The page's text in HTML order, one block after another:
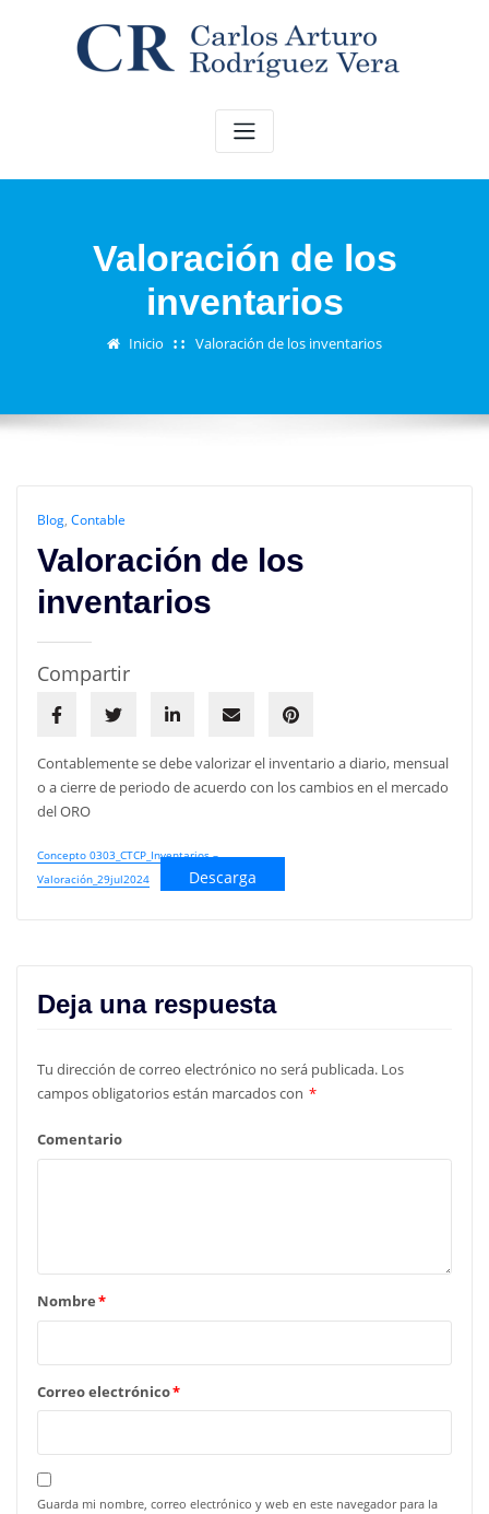
Valoración de los
inventarios
Inicio Valoración de los inventarios
Blog, Contable
Valoración de los
inventarios
Compartir
Contablemente se debe valorizar el inventario a diario, mensual
o a cierre de periodo de acuerdo con los cambios en el mercado
del ORO
Concepto 0303_CTCP_Inventarios –
Valoración_29jul2024
Descarga
Deja una respuesta
Tu dirección de correo electrónico no será publicada. Los
campos obligatorios están marcados con *
Comentario
Nombre*
Correo electrónico*
Guarda mi nombre, correo electrónico y web en este navegador para la